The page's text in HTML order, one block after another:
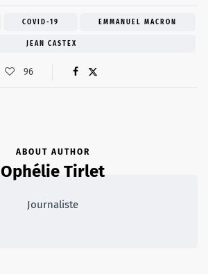
COVID-19 EMMANUEL MACRON
JEAN CASTEX
96
ABOUT AUTHOR
Ophélie Tirlet
Journaliste